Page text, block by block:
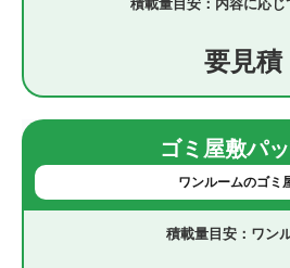
内容に応
要見積
ゴミ屋敷パ
ワンルームのゴミ
ワン